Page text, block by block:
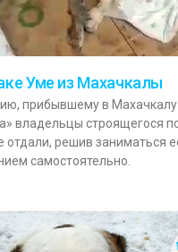
Уме из Махачкалы
прибывшему в
владельцы строящегося
отдали, решив заниматься
самостоятельно.